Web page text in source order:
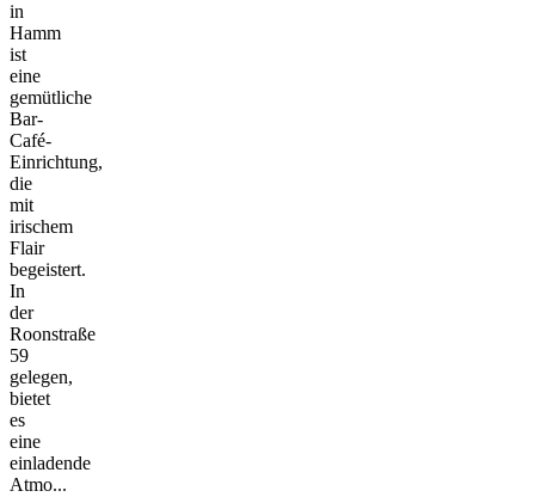
in
Hamm
ist
eine
gemütliche
Bar-
Café-
Einrichtung,
die
mit
irischem
Flair
begeistert.
In
der
Roonstraße
59
gelegen,
bietet
es
eine
einladende
Atmo...